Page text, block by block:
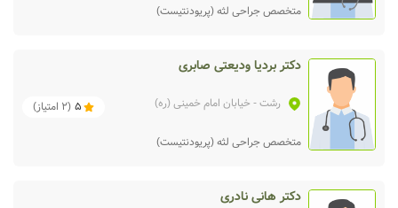
متخصص جراحی لثه (پریودنتیست)
دکتر بردیا ودیعتی صابری
رشت- خیابان امام خمینی (ره) 5
(
2 امتیاز)
متخصص جراحی لثه (پریودنتیست)
دکتر هانی نادری